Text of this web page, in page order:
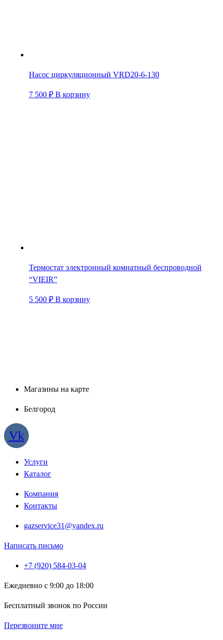
Насос циркуляционный VRD20-6-130
7 500 ₽ В корзину
Термостат электронный комнатный беспроводной
“VIEIR”
5 500 ₽ В корзину
Магазины на карте
Белгород
Vk
Услуги
Каталог
Компания
Контакты
gazservice31@yandex.ru
Написать письмо
+7 (920) 584-03-04
Ежедневно с 9:00 до 18:00
Бесплатный звонок по России
Перезвоните мне